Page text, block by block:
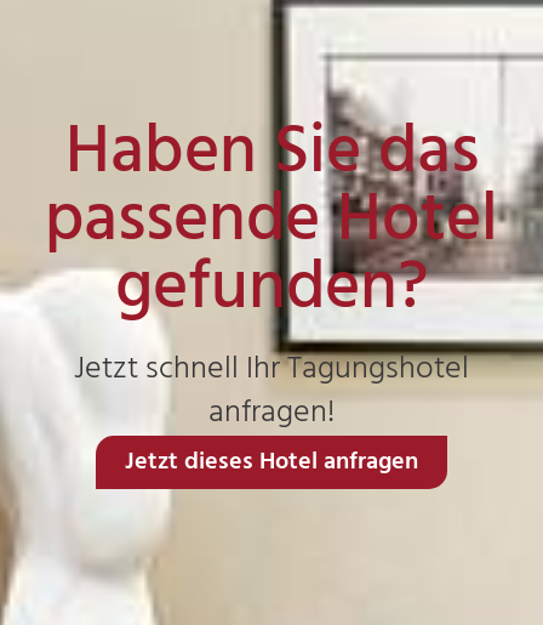
Haben Sie das
passende Hotel
gefunden?
Jetzt schnell Ihr Tagungshotel
anfragen!
Jetzt dieses Hotel anfragen